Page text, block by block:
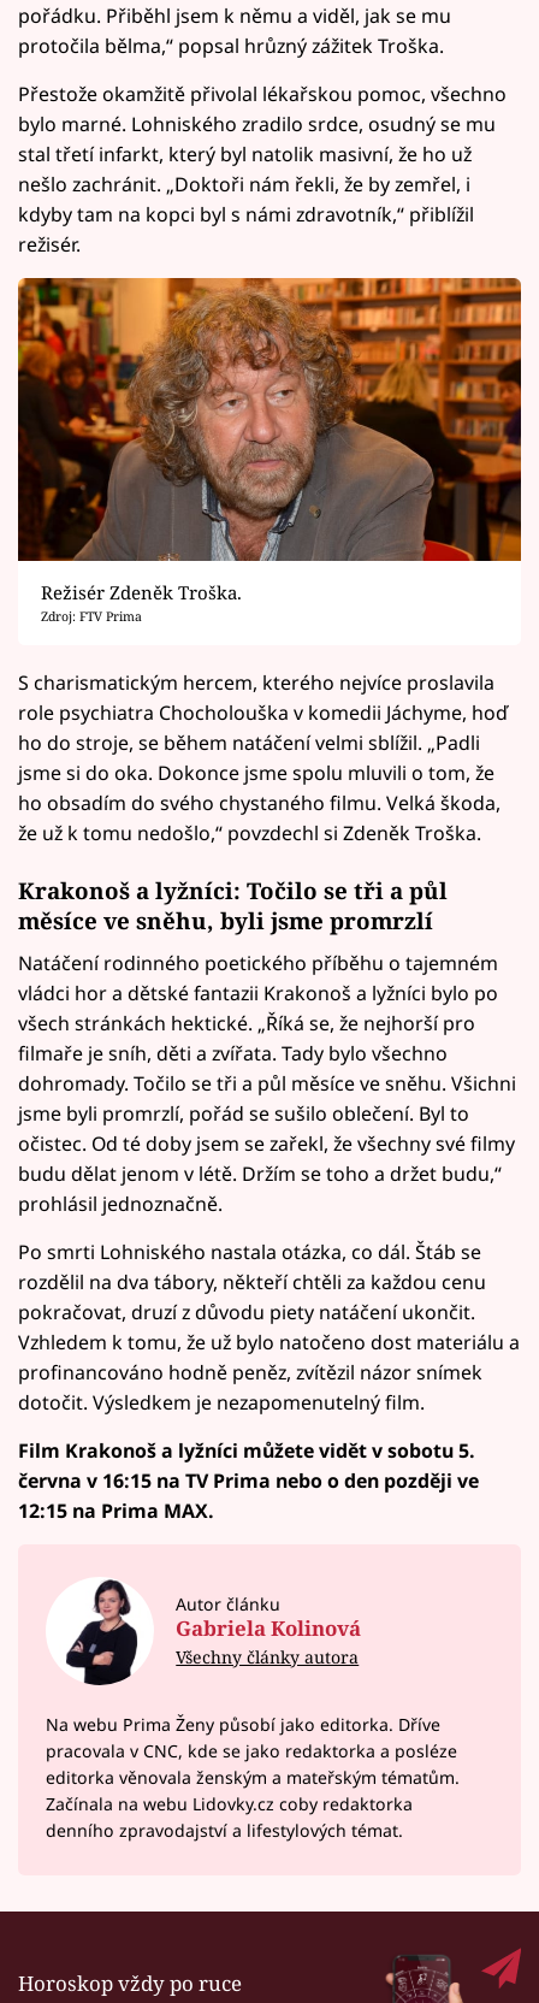
pořádku. Přiběhl jsem k němu a viděl, jak se mu
protočila bělma,“ popsal hrůzný zážitek Troška.
Přestože okamžitě přivolal lékařskou pomoc, všechno
bylo marné. Lohniského zradilo srdce, osudný se mu
stal třetí infarkt, který byl natolik masivní, že ho už
nešlo zachránit. „Doktoři nám řekli, že by zemřel, i
kdyby tam na kopci byl s námi zdravotník,“ přiblížil
režisér.
Režisér Zdeněk Troška.
Zdroj: FTV Prima
S charismatickým hercem, kterého nejvíce proslavila
role psychiatra Chocholouška v komedii Jáchyme, hoď
ho do stroje, se během natáčení velmi sblížil. „Padli
jsme si do oka. Dokonce jsme spolu mluvili o tom, že
ho obsadím do svého chystaného filmu. Velká škoda,
že už k tomu nedošlo,“ povzdechl si Zdeněk Troška.
Krakonoš a lyžníci: Točilo se tři a půl
měsíce ve sněhu, byli jsme promrzlí
Natáčení rodinného poetického příběhu o tajemném
vládci hor a dětské fantazii Krakonoš a lyžníci bylo po
všech stránkách hektické. „Říká se, že nejhorší pro
filmaře je sníh, děti a zvířata. Tady bylo všechno
dohromady. Točilo se tři a půl měsíce ve sněhu. Všichni
jsme byli promrzlí, pořád se sušilo oblečení. Byl to
očistec. Od té doby jsem se zařekl, že všechny své filmy
budu dělat jenom v létě. Držím se toho a držet budu,“
prohlásil jednoznačně.
Po smrti Lohniského nastala otázka, co dál. Štáb se
rozdělil na dva tábory, někteří chtěli za každou cenu
pokračovat, druzí z důvodu piety natáčení ukončit.
Vzhledem k tomu, že už bylo natočeno dost materiálu a
profinancováno hodně peněz, zvítězil názor snímek
dotočit. Výsledkem je nezapomenutelný film.
Film Krakonoš a lyžníci můžete vidět v sobotu 5.
června v 16:15 na TV Prima nebo o den později ve
12:15 na Prima MAX.
Autor článku
Gabriela Kolinová
Všechny články autora
Na webu Prima Ženy působí jako editorka. Dříve
pracovala v CNC, kde se jako redaktorka a posléze
editorka věnovala ženským a mateřským tématům.
Začínala na webu Lidovky.cz coby redaktorka
denního zpravodajství a lifestylových témat.
Horoskop vždy po ruce